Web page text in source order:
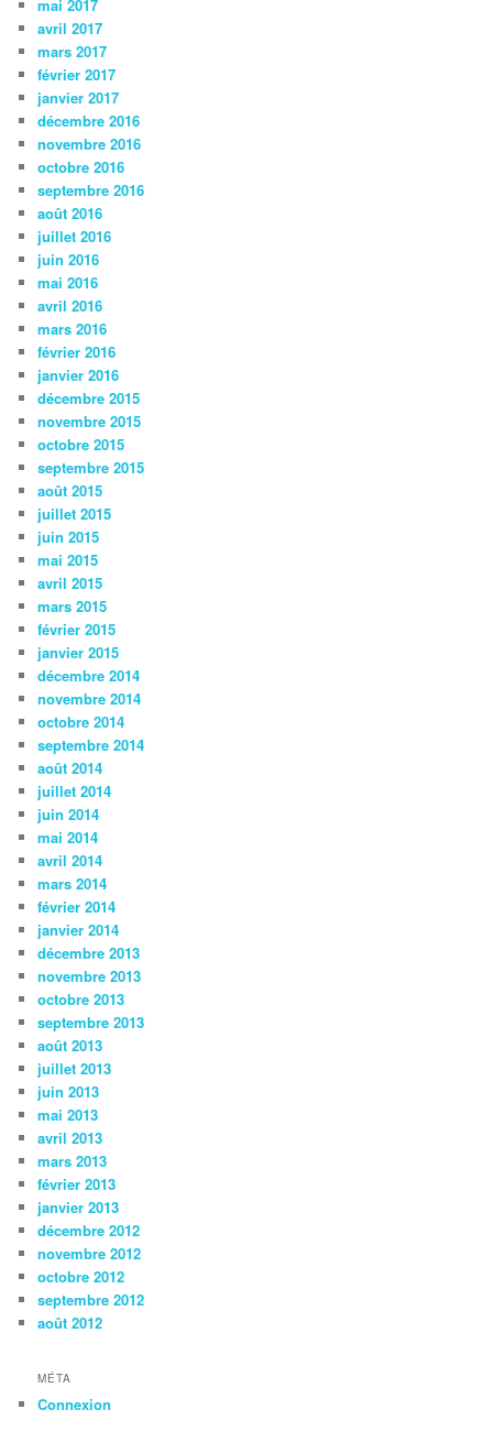
mai 2017
avril 2017
mars 2017
février 2017
janvier 2017
décembre 2016
novembre 2016
octobre 2016
septembre 2016
août 2016
juillet 2016
juin 2016
mai 2016
avril 2016
mars 2016
février 2016
janvier 2016
décembre 2015
novembre 2015
octobre 2015
septembre 2015
août 2015
juillet 2015
juin 2015
mai 2015
avril 2015
mars 2015
février 2015
janvier 2015
décembre 2014
novembre 2014
octobre 2014
septembre 2014
août 2014
juillet 2014
juin 2014
mai 2014
avril 2014
mars 2014
février 2014
janvier 2014
décembre 2013
novembre 2013
octobre 2013
septembre 2013
août 2013
juillet 2013
juin 2013
mai 2013
avril 2013
mars 2013
février 2013
janvier 2013
décembre 2012
novembre 2012
octobre 2012
septembre 2012
août 2012
MÉTA
Connexion